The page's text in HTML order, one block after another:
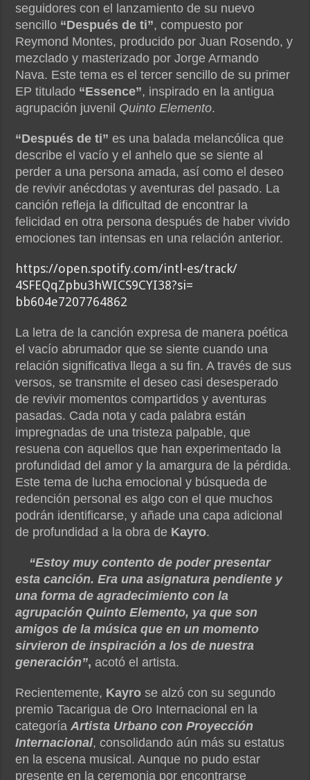
seguidores con el lanzamiento de su nuevo
sencillo “Después de ti”, compuesto por
Reymond Montes, producido por Juan Rosendo, y
mezclado y masterizado por Jorge Armando
Nava. Este tema es el tercer sencillo de su primer
EP titulado “Essence”, inspirado en la antigua
agrupación juvenil Quinto Elemento.
“Después de ti”es una balada melancólica que
describe el vacío y el anhelo que se siente al
perder a una persona amada, así como el deseo
de revivir anécdotas y aventuras del pasado. La
canción refleja la dificultad de encontrar la
felicidad en otra persona después de haber vivido
emociones tan intensas en una relación anterior.
https://open.spotify.com/intl-es/track/
4SFEQqZpbu3hWICS9CYI38?si=
bb604e7207764862
La letra de la canción expresa de manera poética
el vacío abrumador que se siente cuando una
relación significativa llega a su fin. A través de sus
versos, se transmite el deseo casi desesperado
de revivir momentos compartidos y aventuras
pasadas. Cada nota y cada palabra están
impregnadas de una tristeza palpable, que
resuena con aquellos que han experimentado la
profundidad del amor y la amargura de la pérdida.
Este tema de lucha emocional y búsqueda de
redención personal es algo con el que muchos
podrán identificarse, y añade una capa adicional
de profundidad a la obra de Kayro.
“Estoy muy contento de poder presentar
esta canción. Era una asignatura pendiente y
una forma de agradecimiento con la
agrupación Quinto Elemento, ya que son
amigos de la música que en un momento
sirvieron de inspiración a los de nuestra
generación”, acotó el artista.
Recientemente, Kayro se alzó con su segundo
premio Tacarigua de Oro Internacional en la
categoría Artista Urbano con Proyección
Internacional, consolidando aún más su estatus
en la escena musical. Aunque no pudo estar
presente en la ceremonia por encontrarse